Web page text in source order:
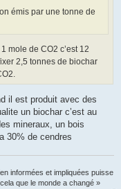
émis par une tonne de
mole de CO2 c’est 12
2,5 tonnes de biochar
il est produit avec des
un biochar c’est au
mineraux, un bois
30% de cendres
informées et impliquées puisse
que le monde a changé »